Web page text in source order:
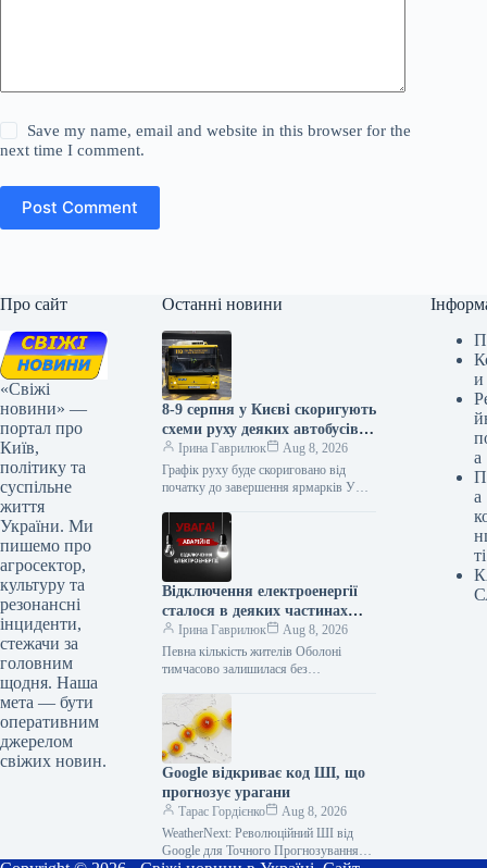
Save my name, email and website in this browser for the
next time I comment.
Post Comment
Про сайт
«Свіжі
новини» —
портал про
Київ,
політику та
суспільне
життя
України. Ми
пишемо про
агросектор,
культуру та
резонансні
інциденти,
стежачи за
головним
щодня. Наша
мета — бути
оперативним
джерелом
свіжих новин.
Останні новини
8-9 серпня у Києві скоригують
схеми руху деяких автобусів
та тролейбуса № 34: список
Ірина Гаврилюк
Aug 8, 2026
Графік руху буде скориговано від
початку до завершення ярмарків У
у столиці будуть…
Відключення електроенергії
сталося в деяких частинах
Оболонського та Подільського
районів Києва внаслідок
технічної несправності.
Ірина Гаврилюк
Aug 8, 2026
Певна кількість жителів Оболоні
тимчасово залишилася без
серпня певна кількість мешканців
Оболонського та Подільського…
Google відкриває код ШІ, що
прогнозує урагани
Тарас Гордієнко
Aug 8, 2026
WeatherNext: Революційний ШІ від
Google для Точного Прогнозування
и
а
а
ті